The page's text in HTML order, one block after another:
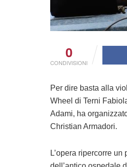
0
CONDIVISIONI
Per dire basta alla
Wheel di Terni
Adami, ha
Christian Armadori.
L’opera ripercorre